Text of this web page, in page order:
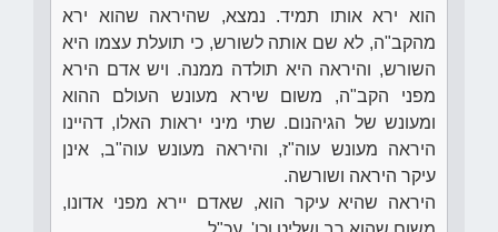
הוא ירא אותו תמיד. נמצא, שהיראה שהוא ירא
מהקב"ה, לא שם אותה לשורש, כי תועלת עצמו היא
השורש, והיראה היא תולדה ממנה. ויש אדם הירא
מפני הקב"ה, משום שירא מעונש העולם ההוא
ומעונש של הגיהנום. שתי מיני יראות האלו, דהיינו
היראה מעונש עוה"ז, והיראה מעונש עוה"ב, אינן
עיקר היראה ושורשה.
היראה שהיא עיקר הוא, שאדם יירא מפני אדונו,